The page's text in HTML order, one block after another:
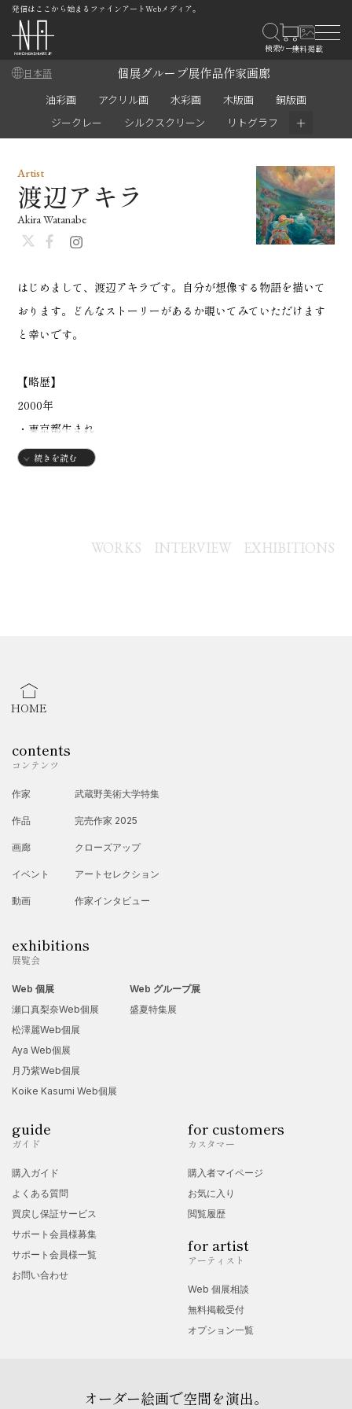
発信はここから始まるファインアートWebメディア。
日本語 個展グループ展作品作家画廊
油彩画 アクリル画 水彩画 木版画
銅版画
ジークレー
シルクスクリーン リトグラフ ＋
はじめまして、渡辺アキラです。自分が想像する物語を描いて
おります。どんなストーリーがあるか覗いてみていただけます
と幸いです。
【略歴】
2000年
・東京都生まれ
2019年続きを読む
Artist
渡辺アキラ
Akira Watanabe
WORKS INTERVIEW EXHIBITIONS
HOME
contents
コンテンツ
作家
作品
画廊
イベント
動画
武蔵野美術大学特集
完売作家 2025
クローズアップ
アートセレクション
作家インタビュー
exhibitions
展覧会
Web 個展
瀬口真梨奈Web個展
松澤麗Web個展
Aya Web個展
月乃紫Web個展
Koike Kasumi Web個展
Web グループ展
盛夏特集展
guide
ガイド
購入ガイド
よくある質問
買戻し保証サービス
サポート会員様募集
サポート会員様一覧
お問い合わせ
for customers
カスタマー
購入者マイページ
お気に入り
閲覧履歴
for artist
アーティスト
Web 個展相談
無料掲載受付
オプション一覧
オーダー絵画で空間を演出。